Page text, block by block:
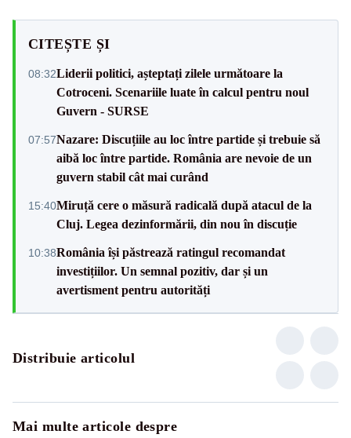
CITEȘTE ȘI
08:32Liderii politici, așteptați zilele următoare la
Cotroceni. Scenariile luate în calcul pentru noul
Guvern - SURSE
07:57Nazare: Discuțiile au loc între partide și trebuie să
aibă loc între partide. România are nevoie de un
guvern stabil cât mai curând
15:40Miruță cere o măsură radicală după atacul de la
Cluj. Legea dezinformării, din nou în discuție
10:38România își păstrează ratingul recomandat
investițiilor. Un semnal pozitiv, dar și un
avertisment pentru autorități
Distribuie articolul
Mai multe articole despre